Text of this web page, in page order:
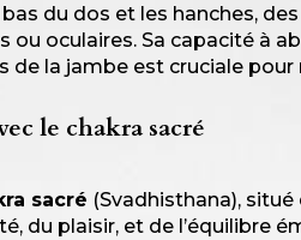
du dos et les hanches,
ou oculaires. Sa capacité à
de la jambe est cruciale
le chakra sacré
sacré (Svadhisthana), situé
du plaisir, et de l’équilibre